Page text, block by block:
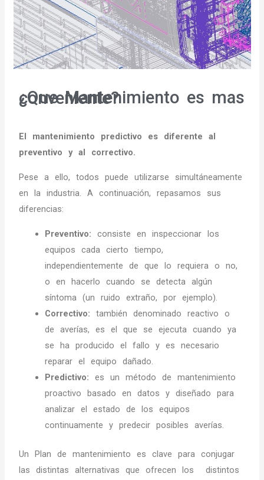
¿Que Mantenimiento es mas conveniente?
El mantenimiento predictivo es diferente al
preventivo y al correctivo.
Pese a ello, todos puede utilizarse simultáneamente
en la industria. A continuación, repasamos sus
diferencias:
Preventivo: consiste en inspeccionar los
equipos cada cierto tiempo,
independientemente de que lo requiera o no,
o en hacerlo cuando se detecta algún
síntoma (un ruido extraño, por ejemplo).
Correctivo: también denominado reactivo o
de averías, es el que se ejecuta cuando ya
se ha producido el fallo y es necesario
reparar el equipo dañado.
Predictivo: es un método de mantenimiento
proactivo basado en datos y diseñado para
analizar el estado de los equipos
continuamente y predecir posibles averías.
Un Plan de mantenimiento es clave para conjugar
las distintas alternativas que ofrecen los distintos